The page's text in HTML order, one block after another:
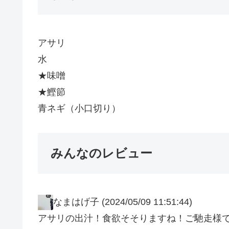
アサリ
水
★味噌
★鰹節
青ネギ（小口切り）
みんなのレビュー
なまはげ子 (2024/05/09 11:51:44)
アサリの出汁！食欲そそりますね！ご馳走様